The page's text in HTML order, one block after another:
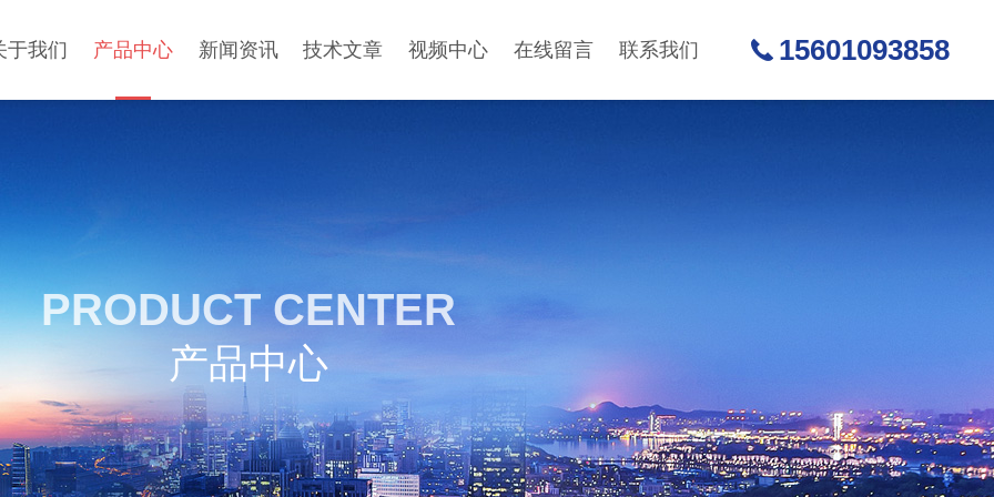
于我们 产品中心 新闻资讯 技术文章 视频中心 在线留言 联系我们 15601093858
PRODUCT CENTER
产品中心